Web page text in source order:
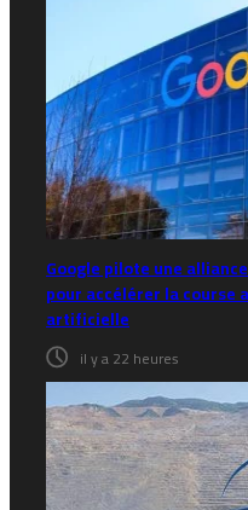
Google pilote une
pour accélérer la course
artificielle
il y a 22 heures